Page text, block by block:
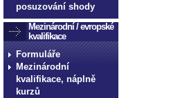
posuzování shody
Mezinárodní / evropské
kvalifikace
Formuláře
Mezinárodní
kvalifikace, náplně
kurzů